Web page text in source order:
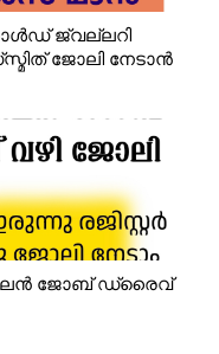
ജ്വല്ലറി
ജോലി നേടാൻ
ജോബ് ഡ്രൈവ്